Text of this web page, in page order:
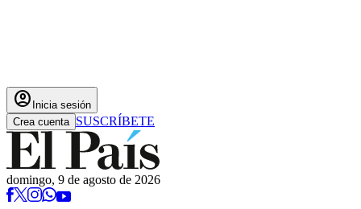
account_circle Inicia sesión
Crea cuenta SUSCRÍBETE
domingo, 9 de agosto de 2026